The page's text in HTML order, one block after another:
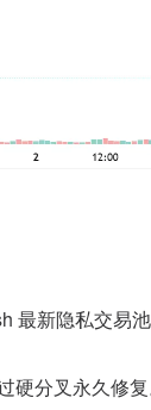
最新隐私交易
硬分叉永久修